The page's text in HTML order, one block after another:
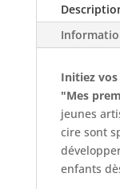
Initiez
"Mes
jeunes
cire sont
enfants